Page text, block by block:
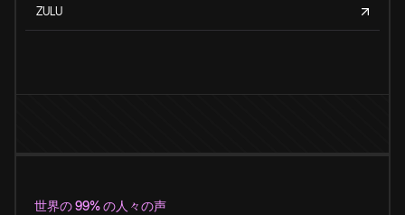
ZULU
世界の 99% の人々の声